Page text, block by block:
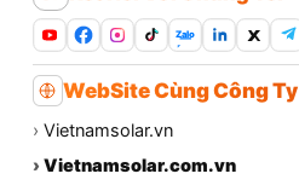
Zalo
WebSite Cùng Công Ty
› Vietnamsolar.vn
› Vietnamsolar.com.vn